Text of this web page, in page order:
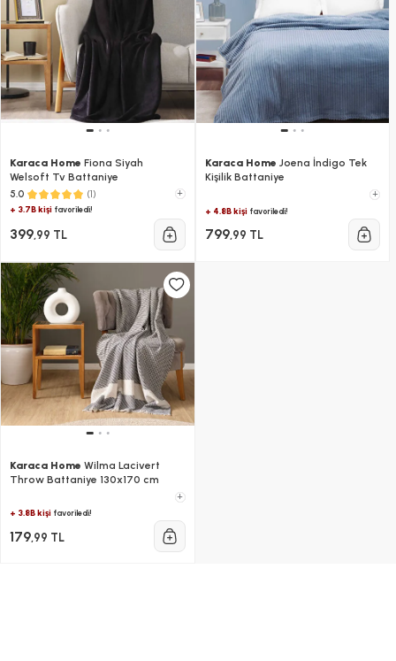
Karaca Home Fiona Siyah
Welsoft Tv Battaniye
5.0 (1)
+
+ 3.7B kişi favoriledi!
399,99 TL
Karaca Home Joena İndigo Tek
Kişilik Battaniye
+
+ 4.8B kişifavoriledi!
799,99 TL
Karaca Home Wilma Lacivert
Throw Battaniye 130x170 cm
+
+ 3.8B kişi favoriledi!
179,99 TL